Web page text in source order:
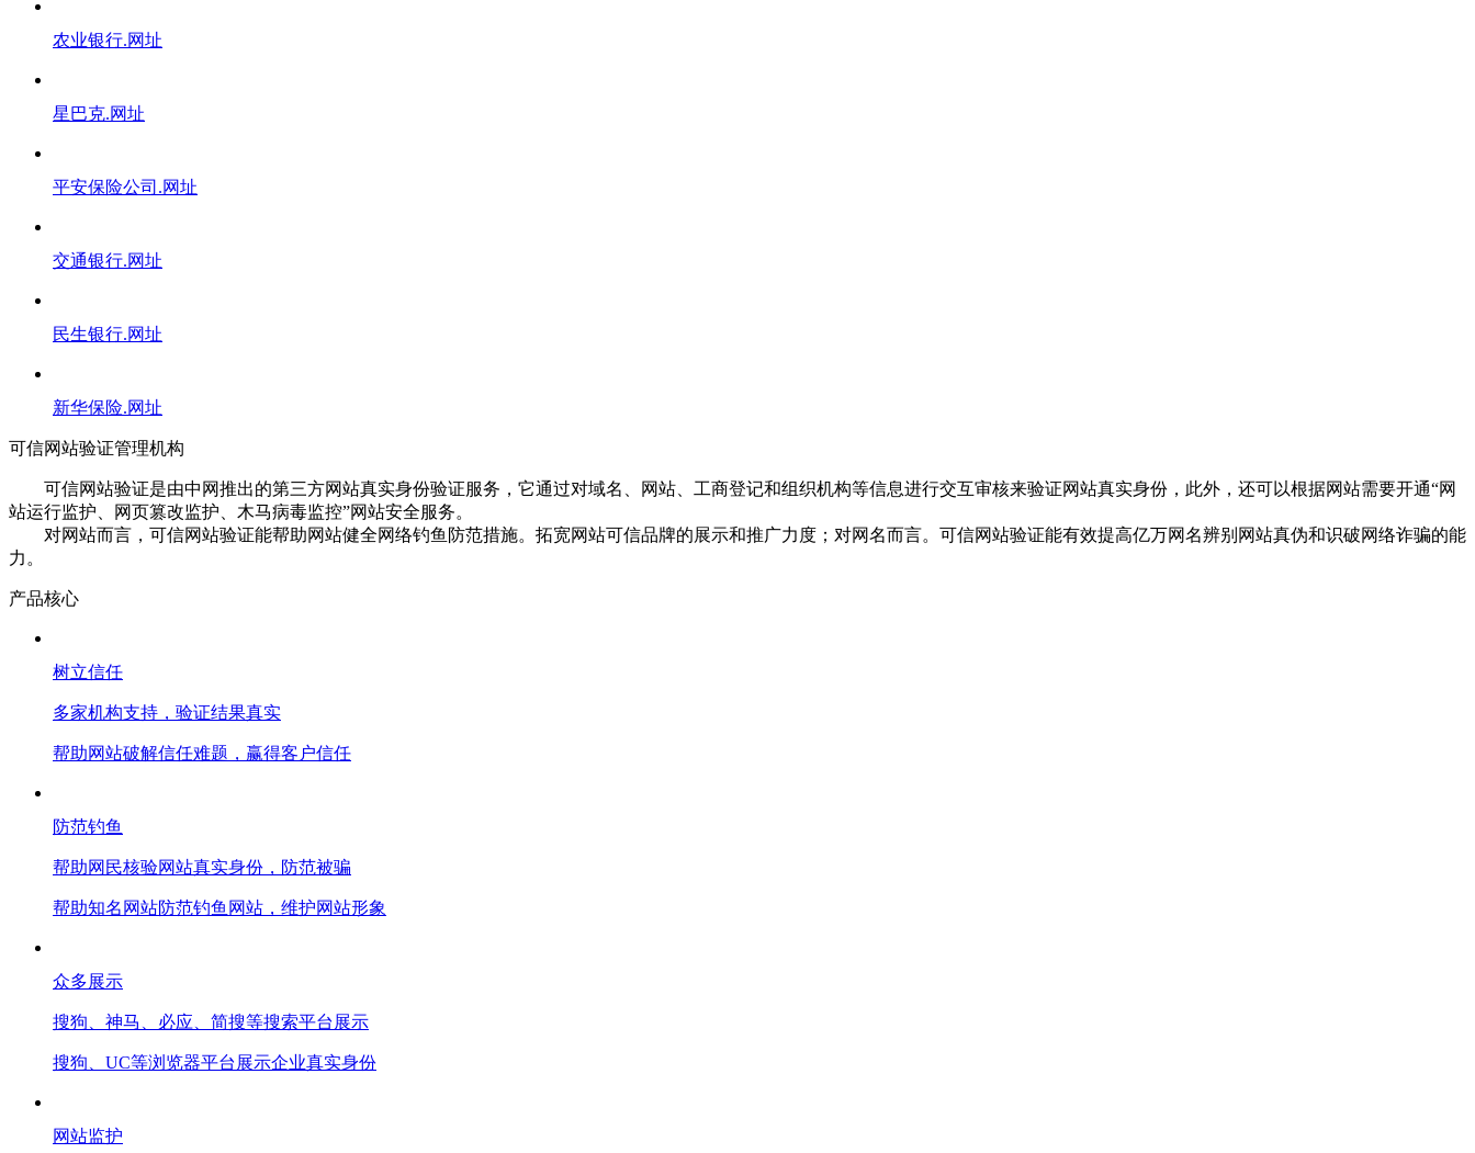
农业银行.网址
星巴克.网址
平安保险公司.网址
交通银行.网址
民生银行.网址
新华保险.网址
可信网站验证管理机构
可信网站验证是由中网推出的第三方网站真实身份验证服务，它通过对域名、网站、工商登记和组织机构等信息进行交互审核来验证网站真实身份，此外，还可以根据网站需要开通“网
站运行监护、网页篡改监护、木马病毒监控”网站安全服务。
对网站而言，可信网站验证能帮助网站健全网络钓鱼防范措施。拓宽网站可信品牌的展示和推广力度；对网名而言。可信网站验证能有效提高亿万网名辨别网站真伪和识破网络诈骗的能
力。
产品核心
树立信任
多家机构支持，验证结果真实
帮助网站破解信任难题，赢得客户信任
防范钓鱼
帮助网民核验网站真实身份，防范被骗
帮助知名网站防范钓鱼网站，维护网站形象
众多展示
搜狗、神马、必应、简搜等搜索平台展示
搜狗、UC等浏览器平台展示企业真实身份
网站监护